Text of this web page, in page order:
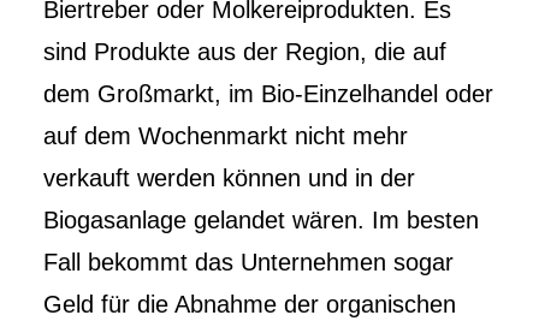
Biertreber oder Molkereiprodukten. Es
sind Produkte aus der Region, die auf
dem Großmarkt, im Bio-Einzelhandel oder
auf dem Wochenmarkt nicht mehr
verkauft werden können und in der
Biogasanlage gelandet wären. Im besten
Fall bekommt das Unternehmen sogar
Geld für die Abnahme der organischen